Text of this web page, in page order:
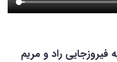
راد و مریم